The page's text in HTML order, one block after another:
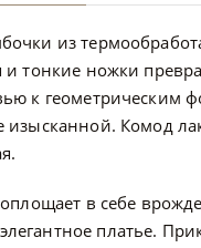
из
и тонкие ножки
к геометрическим
изысканной. Комод
в себе
платье.